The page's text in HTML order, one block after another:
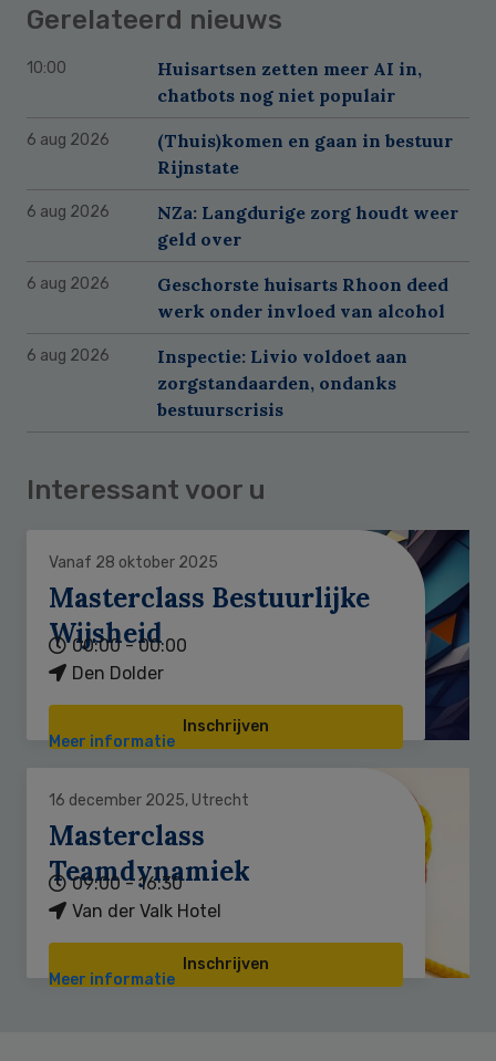
Gerelateerd nieuws
10:00
Huisartsen zetten meer AI in,
chatbots nog niet populair
6 aug 2026
(Thuis)komen en gaan in bestuur
Rijnstate
6 aug 2026
NZa: Langdurige zorg houdt weer
geld over
6 aug 2026
Geschorste huisarts Rhoon deed
werk onder invloed van alcohol
6 aug 2026
Inspectie: Livio voldoet aan
zorgstandaarden, ondanks
bestuurscrisis
Interessant voor u
Vanaf 28 oktober 2025
Masterclass Bestuurlijke
Wijsheid
00:00 - 00:00
Den Dolder
Inschrijven
Meer informatie
16 december 2025, Utrecht
Masterclass
Teamdynamiek
09:00 - 16:30
Van der Valk Hotel
Inschrijven
Meer informatie